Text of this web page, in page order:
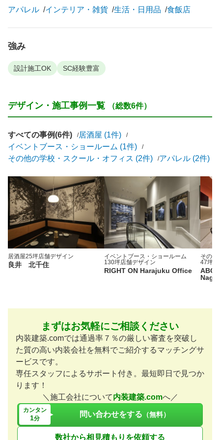
アパレル インテリア・雑貨 生活・日用品 食飯店
強み
設計施工OK SC経験豊富
デザイン・施工事例一覧 （総数6件）
すべての事例(6件)
居酒屋 (1件)
イベントブース・ショールーム (1件)
その他の学校・スクール・オフィス (2件)
アパレル (2件)
居酒屋25坪店舗デザイン
良井 北千住
イベントブース・ショールーム
130坪店舗デザイン
RIGHT ON Harajuku Office
その他
47坪
ABC
まずはお気軽にご相談ください
内装建築.comでは通過率７％の厳しい審査を突破し
た質の高い内装会社を無料でご紹介するマッチングサ
ービスです。
専任スタッフによるサポート付き。最短即日で見つか
ります！
＼施工会社について内装建築.comへ／
カンタン
1分 問い合わせをする （無料）
数社から相見積もりを依頼する